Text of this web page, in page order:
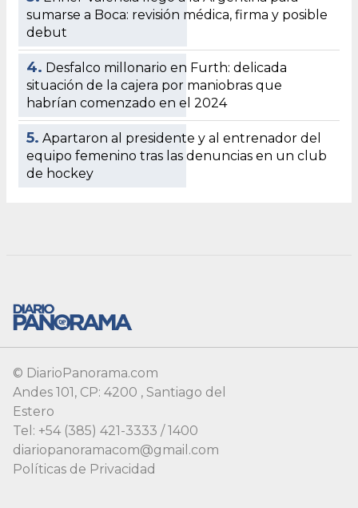
© DiarioPanorama.com
Andes 101, CP: 4200 , Santiago del
Estero
Tel: +54 (385) 421-3333 / 1400
diariopanoramacom@gmail.com
Políticas de Privacidad